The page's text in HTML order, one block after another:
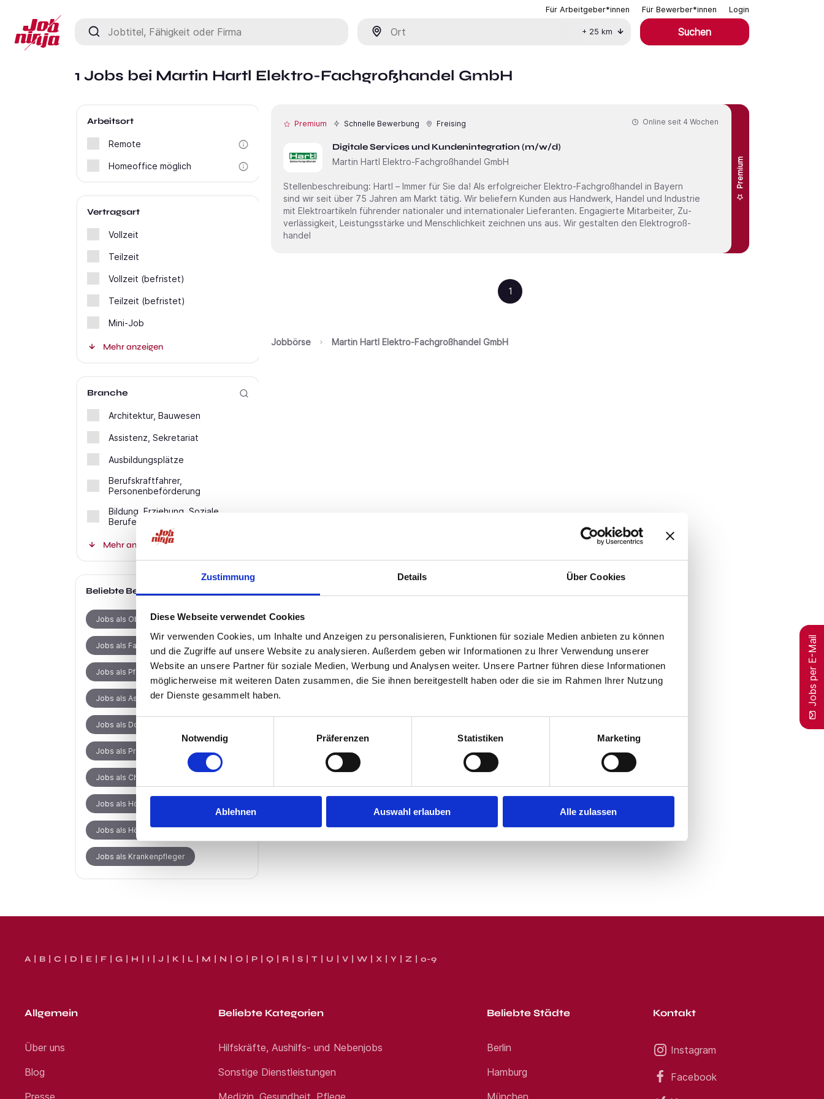
Zustimmung Details Über Cookies
Diese Webseite verwendet Cookies
Wir verwenden Cookies, um Inhalte und Anzeigen zu personalisieren, Funktionen für soziale Medien anbieten zu können
und die Zugriffe auf unsere Website zu analysieren. Außerdem geben wir Informationen zu Ihrer Verwendung unserer
Website an unsere Partner für soziale Medien, Werbung und Analysen weiter. Unsere Partner führen diese Informationen
möglicherweise mit weiteren Daten zusammen, die Sie ihnen bereitgestellt haben oder die sie im Rahmen Ihrer Nutzung
der Dienste gesammelt haben.
Einwilligungsauswahl
Notwendig
Präferenzen Statistiken Marketing
Ablehnen Auswahl erlauben Alle zulassen
Für Arbeitgeber*innen Für Bewerber*innen Login
Jobtitel, Fähigkeit oder Firma
+ 25 km Suchen
1 Jobs bei Martin Hartl Elektro-Fachgroßhandel GmbH
Premium Schnelle Bewerbung Freising
Digitale Services und Kundenintegration (m/w/d)
Martin Hartl Elektro-Fachgroßhandel GmbH
Premium
Online seit 4 Wochen
Stellenbeschreibung: Hartl – Immer für Sie da! Als erfolgreicher Elektro-Fachgroßhandel in Bayern
sind wir seit über 75 Jahren am Markt tätig. Wir beliefern Kunden aus Handwerk, Handel und Industrie
mit Elektro­artikeln führender nationaler und inter­nationaler Lieferanten. Engagierte Mit­arbeiter, Zu­
ver­lässigkeit, Leistungs­stärke und Menschlichkeit zeichnen uns aus. Wir gestalten den Elektro­groß­
handel
1
Jobbörse Martin Hartl Elektro-Fachgroßhandel GmbH
Arbeitsort
Remote
Homeoffice möglich
Vertragsart
Vollzeit
Teilzeit
Vollzeit (befristet)
Teilzeit (befristet)
Mini-Job
Mehr anzeigen
Branche
Architektur, Bauwesen
Assistenz, Sekretariat
Ausbildungsplätze
Berufskraftfahrer,
Personenbeförderung
Bildung, Erziehung, Soziale
Berufe
Mehr anzeigen
Beliebte Berufe
Jobs als Oberarzt
Jobs als Facharzt
Jobs als Pflegefachkraft
Jobs als Assistenzarzt
Jobs als Dozent
Jobs als Produktionsmitarbeiter
Jobs als Chefarzt
Jobs als Hörakustikermeister
Jobs als Hörakustiker
Jobs als Krankenpfleger
Jobs per E-Mail
A B C D E F G H I J K L M N O P Q R S T U V W X Y Z 0-9
Allgemein
Über uns
Blog
Presse
Beliebte Kategorien
Hilfskräfte, Aushilfs- und Nebenjobs
Sonstige Dienstleistungen
Medizin, Gesundheit, Pflege
Beliebte Städte
Berlin
Hamburg
München
Kontakt
Instagram
Facebook